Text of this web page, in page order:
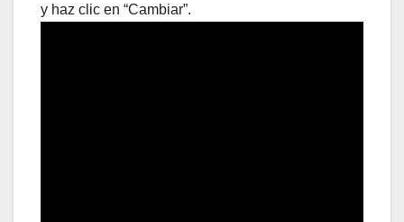
y haz clic en “Cambiar”.